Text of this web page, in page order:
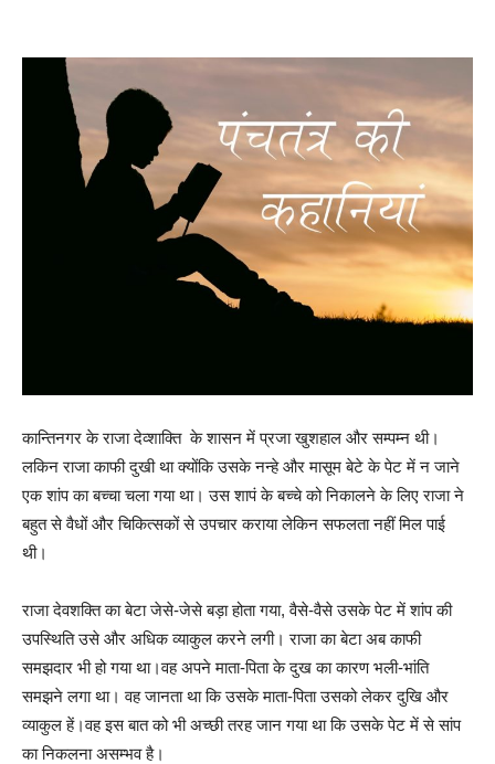
कान्तिनगर के राजा देव्शाक्ति के शासन में प्रजा खुशहाल और सम्पम्न थी।
लकिन राजा काफी दुखी था क्योंकि उसके नन्हे और मासूम बेटे के पेट में न जाने
एक शांप का बच्चा चला गया था। उस शापं के बच्चे को निकालने के लिए राजा ने
बहुत से वैधों और चिकित्सकों से उपचार कराया लेकिन सफलता नहीं मिल पाई
थी।
राजा देवशक्ति का बेटा जेसे-जेसे बड़ा होता गया, वैसे-वैसे उसके पेट में शांप की
उपस्थिति उसे और अधिक व्याकुल करने लगी। राजा का बेटा अब काफी
समझदार भी हो गया था।वह अपने माता-पिता के दुख का कारण भली-भांति
समझने लगा था। वह जानता था कि उसके माता-पिता उसको लेकर दुखि और
व्याकुल हें।वह इस बात को भी अच्छी तरह जान गया था कि उसके पेट में से सांप
का निकलना असम्भव है।